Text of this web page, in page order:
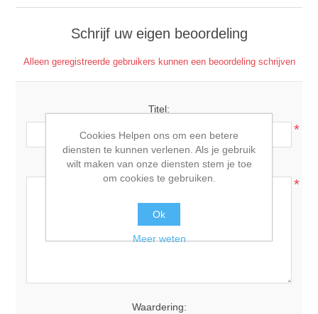
Schrijf uw eigen beoordeling
Alleen geregistreerde gebruikers kunnen een beoordeling schrijven
Titel:
*
Beoordelingstekst:
*
Waardering:
Cookies Helpen ons om een betere
diensten te kunnen verlenen. Als je gebruik
wilt maken van onze diensten stem je toe
om cookies te gebruiken.
Ok
Meer weten